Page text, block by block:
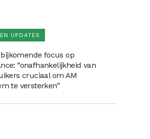
UPDATES
bijkomende focus op
“onafhankelijkheid van
cruciaal om AM
te versterken”